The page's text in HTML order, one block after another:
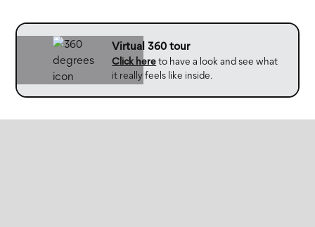
Virtual 360 tour
Click hereto have a look and see what
it really feels like inside.